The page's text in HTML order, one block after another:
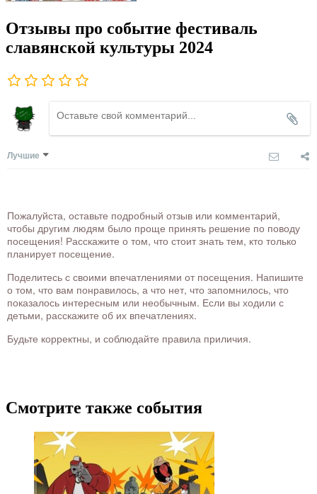
Отзывы про событие фестиваль
славянской культуры 2024
Лучшие
Пожалуйста, оставьте подробный отзыв или комментарий,
чтобы другим людям было проще принять решение по поводу
посещения! Расскажите о том, что стоит знать тем, кто только
планирует посещение.
Поделитесь с своими впечатлениями от посещения. Напишите
о том, что вам понравилось, а что нет, что запомнилось, что
показалось интересным или необычным. Если вы ходили с
детьми, расскажите об их впечатлениях.
Будьте корректны, и соблюдайте правила приличия.
Смотрите также события